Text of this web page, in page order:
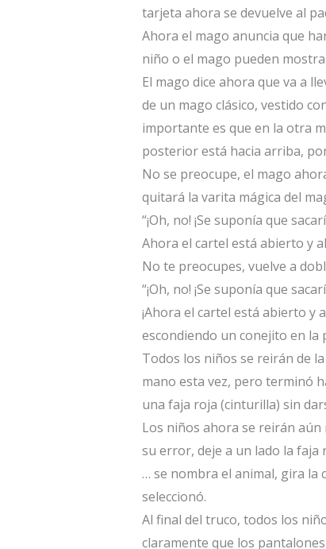
tarjeta ahora se devuelve al
Ahora el mago anuncia que
niño o el mago pueden
El mago dice ahora que va a
de un mago clásico, vestido
importante es que en la otra
posterior está hacia arriba,
No se preocupe, el mago
quitará la varita mágica del
“¡Oh, no! ¡Se suponía que
Ahora el cartel está abierto y
No te preocupes, vuelve a
“¡Oh, no! ¡Se suponía que
¡Ahora el cartel está abierto y
escondiendo un conejito en la
Todos los niños se reirán de
mano esta vez, pero terminó
una faja roja (cinturilla) sin
Los niños ahora se reirán
su error, deje a un lado la faja
… se nombra el animal, gira la
seleccionó.
Al final del truco, todos los
claramente que los